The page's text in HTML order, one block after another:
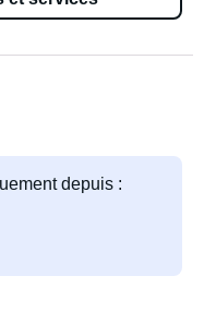
depuis :